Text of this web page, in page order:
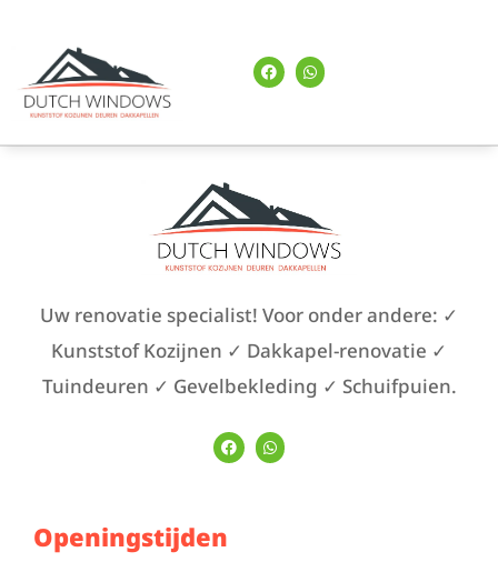
Uw renovatie specialist! Voor onder andere: ✓
Kunststof Kozijnen ✓ Dakkapel-renovatie ✓
Tuindeuren ✓ Gevelbekleding ✓ Schuifpuien.
Openingstijden